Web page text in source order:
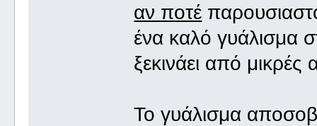
αν ποτέ
ένα καλό γυάλισμα
ξεκινάει από μικρές
Το γυάλισμα